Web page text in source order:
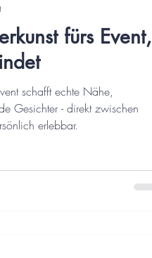
fürs Event,
schafft echte Nähe,
Gesichter - direkt zwischen
erlebbar.